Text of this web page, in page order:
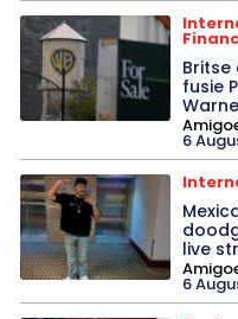
fusie
6
live
6